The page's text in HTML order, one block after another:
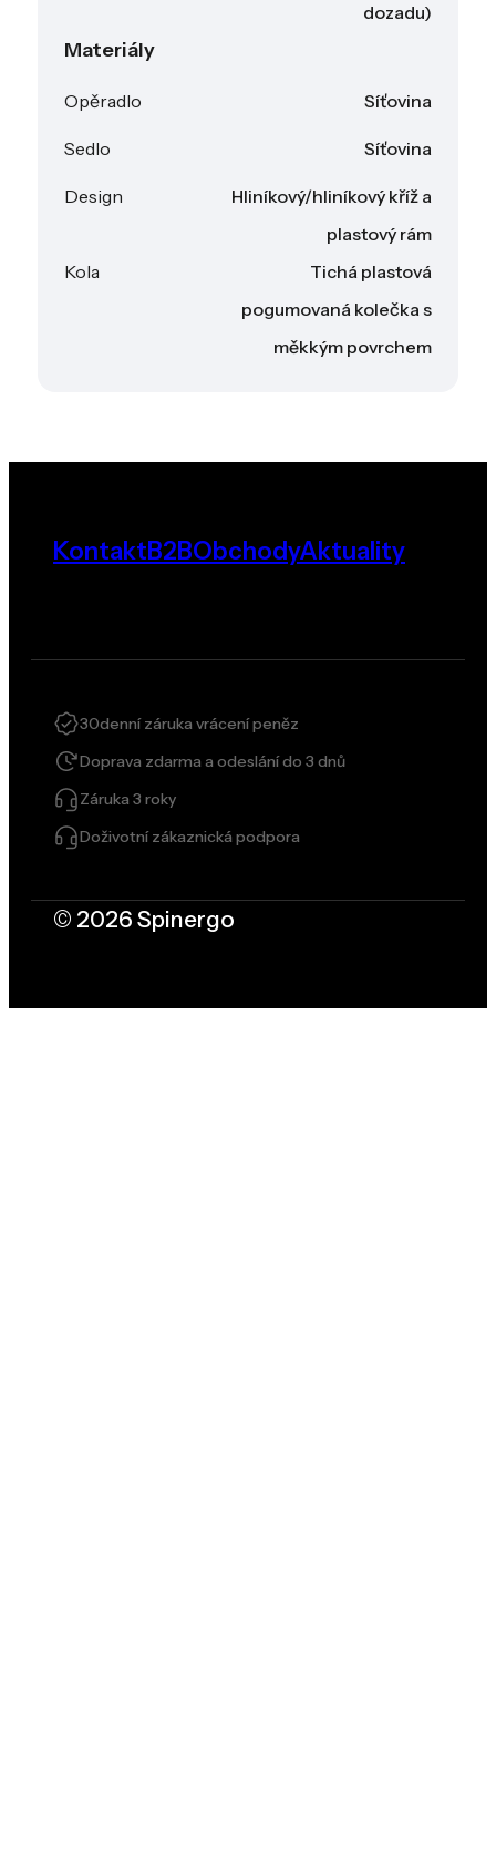
dozadu)
Materiály
Opěradlo Síťovina
Sedlo Síťovina
Design
Hliníkový/hliníkový kříž a
plastový rám
Kola
Tichá plastová
pogumovaná kolečka s
měkkým povrchem
KontaktB2BObchodyAktuality
30denní záruka vrácení peněz
Doprava zdarma a odeslání do 3 dnů
Záruka 3 roky
Doživotní zákaznická podpora
© 2026 Spinergo